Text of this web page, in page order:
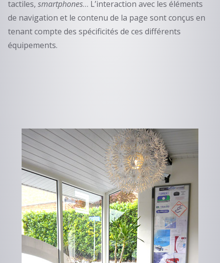
tactiles, smartphones… L’interaction avec les éléments
de navigation et le contenu de la page sont conçus en
tenant compte des spécificités de ces différents
équipements.